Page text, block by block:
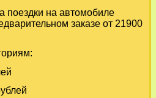
поездки на автомобиле
заказе от 21900